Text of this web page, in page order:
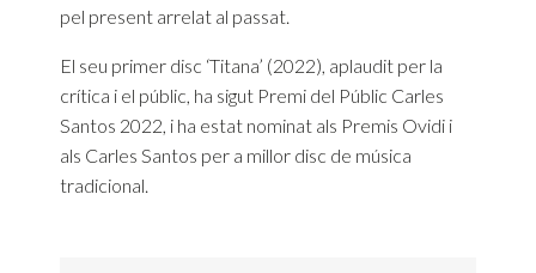
pel present arrelat al passat.
El seu primer disc ‘Titana’ (2022), aplaudit per la
crítica i el públic, ha sigut Premi del Públic Carles
Santos 2022, i ha estat nominat als Premis Ovidi i
als Carles Santos per a millor disc de música
tradicional.